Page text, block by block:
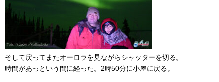
そして戻ってまたオーロラを見ながらシャッターを切る。
時間があっという間に経った。2時50分に小屋に戻る。